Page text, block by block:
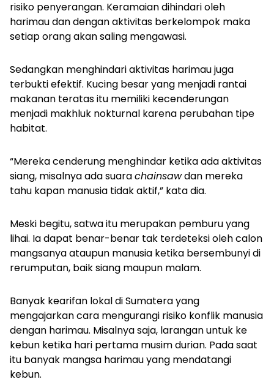
risiko penyerangan. Keramaian dihindari oleh
harimau dan dengan aktivitas berkelompok maka
setiap orang akan saling mengawasi.
Sedangkan menghindari aktivitas harimau juga
terbukti efektif. Kucing besar yang menjadi rantai
makanan teratas itu memiliki kecenderungan
menjadi makhluk nokturnal karena perubahan tipe
habitat.
“Mereka cenderung menghindar ketika ada aktivitas
siang, misalnya ada suarachainsawdan mereka
tahu kapan manusia tidak aktif,” kata dia.
Meski begitu, satwa itu merupakan pemburu yang
lihai. Ia dapat benar-benar tak terdeteksi oleh calon
mangsanya ataupun manusia ketika bersembunyi di
rerumputan, baik siang maupun malam.
Banyak kearifan lokal di Sumatera yang
mengajarkan cara mengurangi risiko konflik manusia
dengan harimau. Misalnya saja, larangan untuk ke
kebun ketika hari pertama musim durian. Pada saat
itu banyak mangsa harimau yang mendatangi
kebun.